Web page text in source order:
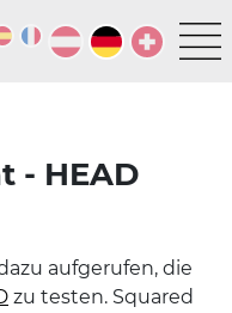
- HEAD
aufgerufen, die
zu testen. Squared